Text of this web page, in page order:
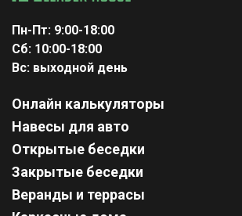
Пн-Пт: 9:00-18:00
Сб: 10:00-18:00
Вс: выходной день
Онлайн калькуляторы
Навесы для авто
Открытые беседки
Закрытые беседки
Веранды и террасы